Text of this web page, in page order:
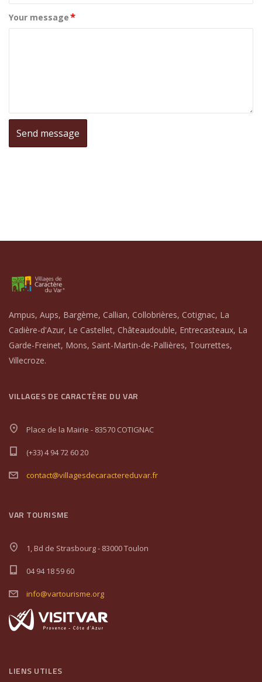
Your message*
Ampus, Aups, Bargème, Callian, Collobrières, Cotignac, La
Cadière-d'Azur, Le Castellet, Châteaudouble, Entrecasteaux, La
Garde-Freinet, Mons, Saint-Martin-de-Pallières, Tourrettes,
Villecroze.
VILLAGES DE CARACTÈRE DU VAR
Place de la Mairie - 83570 COTIGNAC
(+33) 4 94 72 60 20
contact@villagesdecaractereduvar.fr
VAR TOURISME
1, Bd de Strasbourg - 83000 Toulon
04 94 18 59 60
info@vartourisme.org
LIENS UTILES